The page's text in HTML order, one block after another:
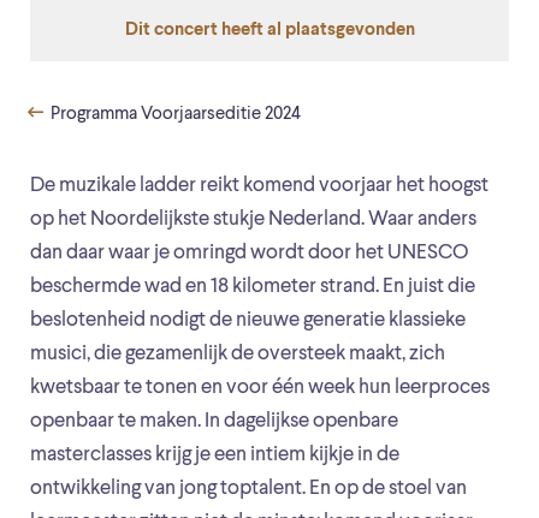
De muzikale ladder reikt komend voorjaar het hoogst
op het Noordelijkste stukje Nederland. Waar anders
dan daar waar je omringd wordt door het UNESCO
beschermde wad en 18 kilometer strand. En juist die
beslotenheid nodigt de nieuwe generatie klassieke
musici, die gezamenlijk de oversteek maakt, zich
kwetsbaar te tonen en voor één week hun leerproces
openbaar te maken. In dagelijkse openbare
masterclasses krijg je een intiem kijkje in de
ontwikkeling van jong toptalent. En op de stoel van
Dit concert heeft al plaatsgevonden
Programma Voorjaarseditie 2024